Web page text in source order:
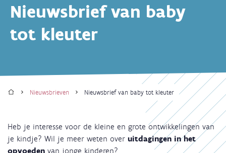
Nieuwsbrief van baby
tot kleuter
HomeNieuwsbrieven Nieuwsbrief van baby tot kleuter
Heb je interesse voor de kleine en grote ontwikkelingen van
je kindje? Wil je meer weten over uitdagingen in het
opvoeden van jonge kinderen?